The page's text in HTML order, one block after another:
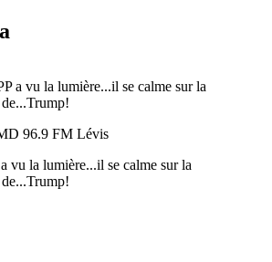
96.9 FM Lévis
vu la lumière...il se calme sur la